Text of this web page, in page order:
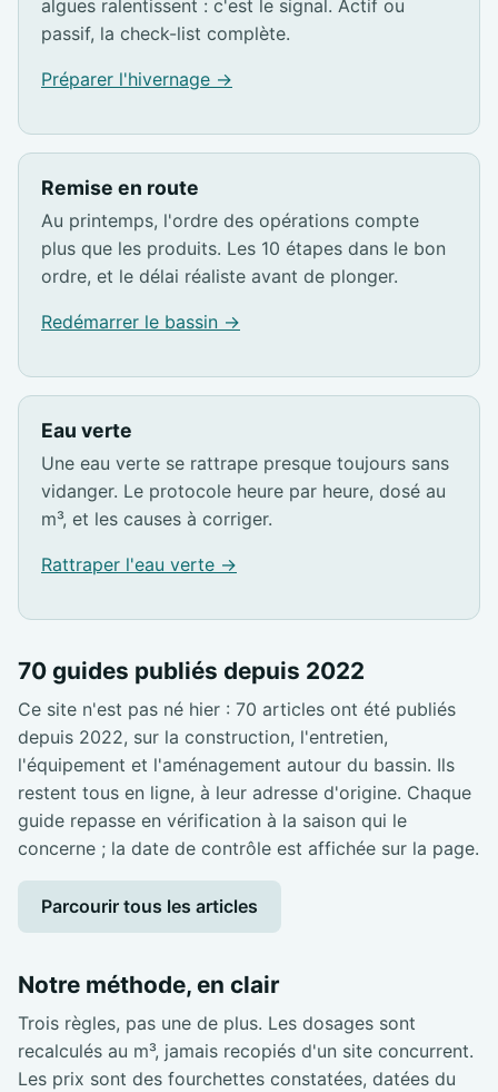
algues ralentissent : c'est le signal. Actif ou
passif, la check-list complète.
Préparer l'hivernage →
Remise en route
Au printemps, l'ordre des opérations compte
plus que les produits. Les 10 étapes dans le bon
ordre, et le délai réaliste avant de plonger.
Redémarrer le bassin →
Eau verte
Une eau verte se rattrape presque toujours sans
vidanger. Le protocole heure par heure, dosé au
m³, et les causes à corriger.
Rattraper l'eau verte →
70 guides publiés depuis 2022
Ce site n'est pas né hier : 70 articles ont été publiés
depuis 2022, sur la construction, l'entretien,
l'équipement et l'aménagement autour du bassin. Ils
restent tous en ligne, à leur adresse d'origine. Chaque
guide repasse en vérification à la saison qui le
concerne ; la date de contrôle est affichée sur la page.
Parcourir tous les articles
Notre méthode, en clair
Trois règles, pas une de plus. Les dosages sont
recalculés au m³, jamais recopiés d'un site concurrent.
Les prix sont des fourchettes constatées, datées du